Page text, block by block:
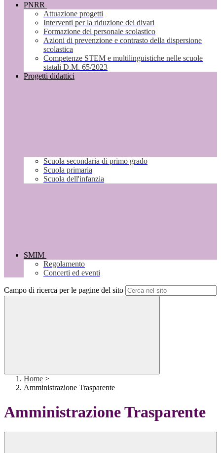
PNRR
Attuazione progetti
Interventi per la riduzione dei divari
Formazione del personale scolastico
Azioni di prevenzione e contrasto della dispersione
scolastica
Competenze STEM e multilinguistiche nelle scuole
statali D.M. 65/2023
Progetti didattici
Scuola secondaria di primo grado
Scuola primaria
Scuola dell'infanzia
SMIM
Regolamento
Concerti ed eventi
Campo di ricerca per le pagine del sito
Home >
Amministrazione Trasparente
Amministrazione Trasparente